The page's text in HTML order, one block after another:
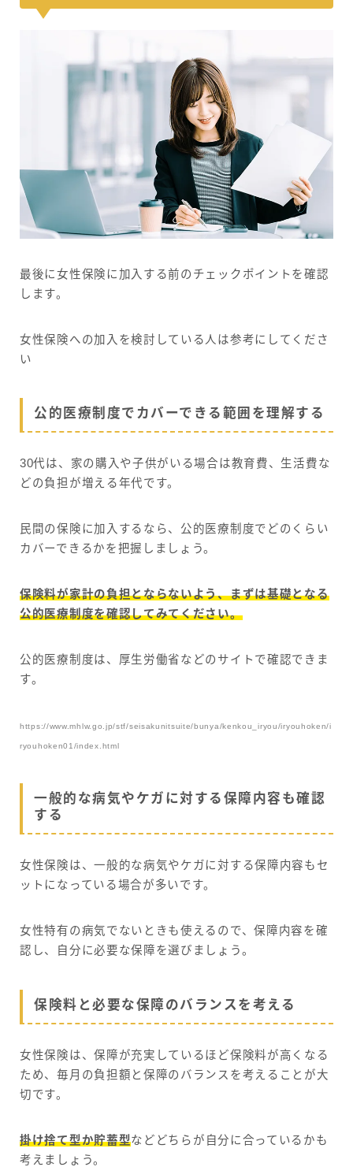
最後に女性保険に加入する前のチェックポイントを確認
します。
女性保険への加入を検討している人は参考にしてくださ
い
公的医療制度でカバーできる範囲を理解する
30代は、家の購入や子供がいる場合は教育費、生活費な
どの負担が増える年代です。
民間の保険に加入するなら、公的医療制度でどのくらい
カバーできるかを把握しましょう。
保険料が家計の負担とならないよう、まずは基礎となる
公的医療制度を確認してみてください。
公的医療制度は、厚生労働省などのサイトで確認できま
す。
https://www.mhlw.go.jp/stf/seisakunitsuite/bunya/kenkou_iryou/iryouhoken/i
ryouhoken01/index.html
一般的な病気やケガに対する保障内容も確認
する
女性保険は、一般的な病気やケガに対する保障内容もセ
ットになっている場合が多いです。
女性特有の病気でないときも使えるので、保障内容を確
認し、自分に必要な保障を選びましょう。
保険料と必要な保障のバランスを考える
女性保険は、保障が充実しているほど保険料が高くなる
ため、毎月の負担額と保障のバランスを考えることが大
切です。
掛け捨て型か貯蓄型などどちらが自分に合っているかも
考えましょう。